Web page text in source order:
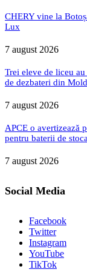
CHERY vine la
Lux
7 august 2026
Trei eleve de liceu
de dezbateri din
7 august 2026
APCE o avertizează
pentru baterii de
7 august 2026
Social Media
Facebook
Twitter
Instagram
YouTube
TikTok